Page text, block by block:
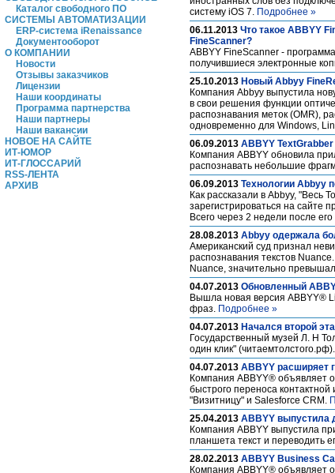
Каталог свободного ПО
СИСТЕМЫ АВТОМАТИЗАЦИИ
ERP-система iRenaissance
Документооборот
О КОМПАНИИ
Новости
Отзывы заказчиков
Лицензии
Наши координаты
Программа партнерства
Наши партнеры
Наши вакансии
НОВОЕ НА САЙТЕ
ИТ-ЮМОР
ИТ-ГЛОССАРИЙ
RSS-ЛЕНТА
АРХИВ
систему iOS 7. Подробнее »
06.11.2013 Что такое ABBYY
FineScanner?
ABBYY FineScanner -
получившиеся электронные
25.10.2013 Новый Abbyy
Компания Abbyy выпустила
в свои решения функции
распознавания меток (OMR),
одновременно для Windows,
06.09.2013 ABBYY
Компания ABBYY обновила
распознавать небольшие
06.09.2013 Технологии Abbyy
Как рассказали в Abbyy, "Весь
зарегистрироваться на сайте
Всего через 2 недели после
28.08.2013 Abbyy одержала
Американский суд признал
распознавания текстов
Nuance, значительно
04.07.2013 Обновленный
Вышла новая версия ABBYY®
фраз. Подробнее »
04.07.2013 Начался второй
Государственный музей Л. Н
один клик" (читаемтолстого.рф).
04.07.2013 ABBYY расширяет
Компания ABBYY® объявляет
быстрого переноса
"Визитницу" и Salesforce CRM.
25.04.2013 ABBYY выпустила
Компания ABBYY выпустила
планшета текст и переводить
28.02.2013 ABBYY Business
Компания ABBYY® объявляет